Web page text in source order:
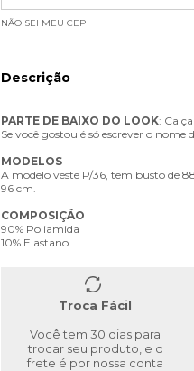
NÃO SEI MEU CEP
Descrição
PARTE DE BAIXO DO LOOK:
Se você gostou é só escrever o nome
MODELOS
A modelo veste P/36, tem busto de
96 cm.
COMPOSIÇÃO
90% Poliamida
10% Elastano
Troca Fácil
Você tem 30 dias para
trocar seu produto, e o
frete é por nossa conta